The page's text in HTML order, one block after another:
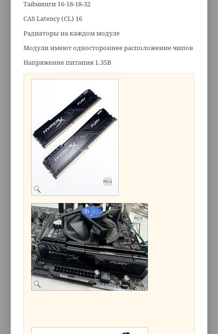
Тайминги 16-18-18-32
CAS Latency (CL) 16
Радиаторы на каждом модуле
Модули имеют одностороннее расположение чипов
Напряжение питания 1.35В